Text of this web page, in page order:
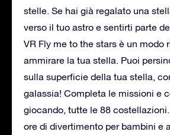
stelle. Se hai già regalato una
verso il tuo astro e sentirti parte
VR Fly me to the stars è un modo
ammirare la tua stella. Puoi
sulla superficie della tua stella,
galassia! Completa le missioni e
giocando, tutte le 88
ore di divertimento per bambini e